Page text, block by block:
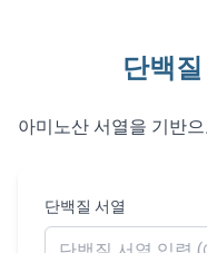
단백
아미노산 서열을 기반
단백질 서열